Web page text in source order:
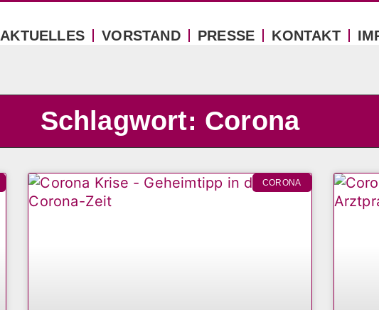
AKTUELLES VORSTAND PRESSE KONTAKT
Schlagwort: Corona
CORONA